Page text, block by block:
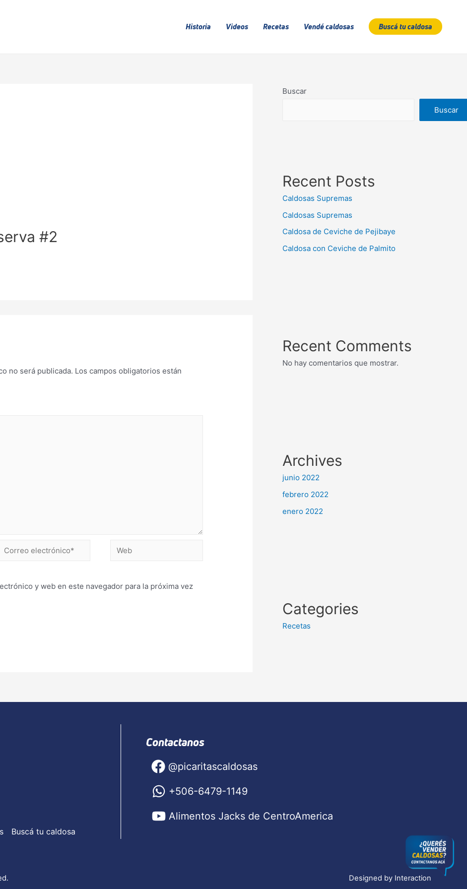
Historia Videos Recetas Vendé caldosas Buscá tu caldosa
#2
no será publicada. Los campos obligatorios están
y web en este navegador para la próxima vez
Buscar
Buscar
Recent Posts
Caldosas Supremas
Caldosas Supremas
Caldosa de Ceviche de Pejibaye
Caldosa con Ceviche de Palmito
Recent Comments
No hay comentarios que mostrar.
Archives
junio 2022
febrero 2022
enero 2022
Categories
Recetas
Buscá tu caldosa
Contactanos
@picaritascaldosas
+506-6479-1149
Alimentos Jacks de CentroAmerica
Designed by Interaction